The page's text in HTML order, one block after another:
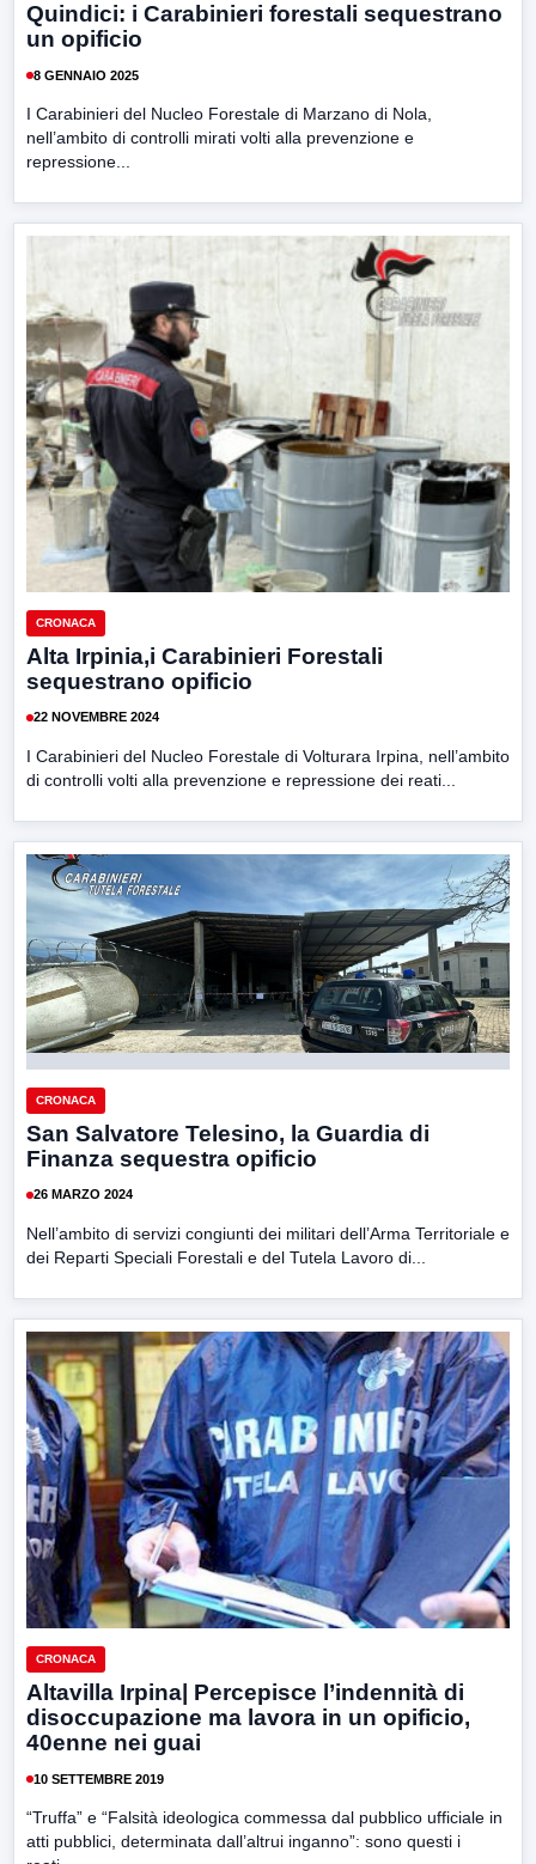
Quindici: i Carabinieri forestali sequestrano
un opificio
8 GENNAIO 2025
I Carabinieri del Nucleo Forestale di Marzano di Nola,
nell’ambito di controlli mirati volti alla prevenzione e
repressione...
CRONACA
Alta Irpinia,i Carabinieri Forestali
sequestrano opificio
22 NOVEMBRE 2024
I Carabinieri del Nucleo Forestale di Volturara Irpina, nell’ambito
di controlli volti alla prevenzione e repressione dei reati...
CRONACA
San Salvatore Telesino, la Guardia di
Finanza sequestra opificio
26 MARZO 2024
Nell’ambito di servizi congiunti dei militari dell’Arma Territoriale e
dei Reparti Speciali Forestali e del Tutela Lavoro di...
CRONACA
Altavilla Irpina| Percepisce l’indennità di
disoccupazione ma lavora in un opificio,
40enne nei guai
10 SETTEMBRE 2019
“Truffa” e “Falsità ideologica commessa dal pubblico ufficiale in
atti pubblici, determinata dall’altrui inganno”: sono questi i